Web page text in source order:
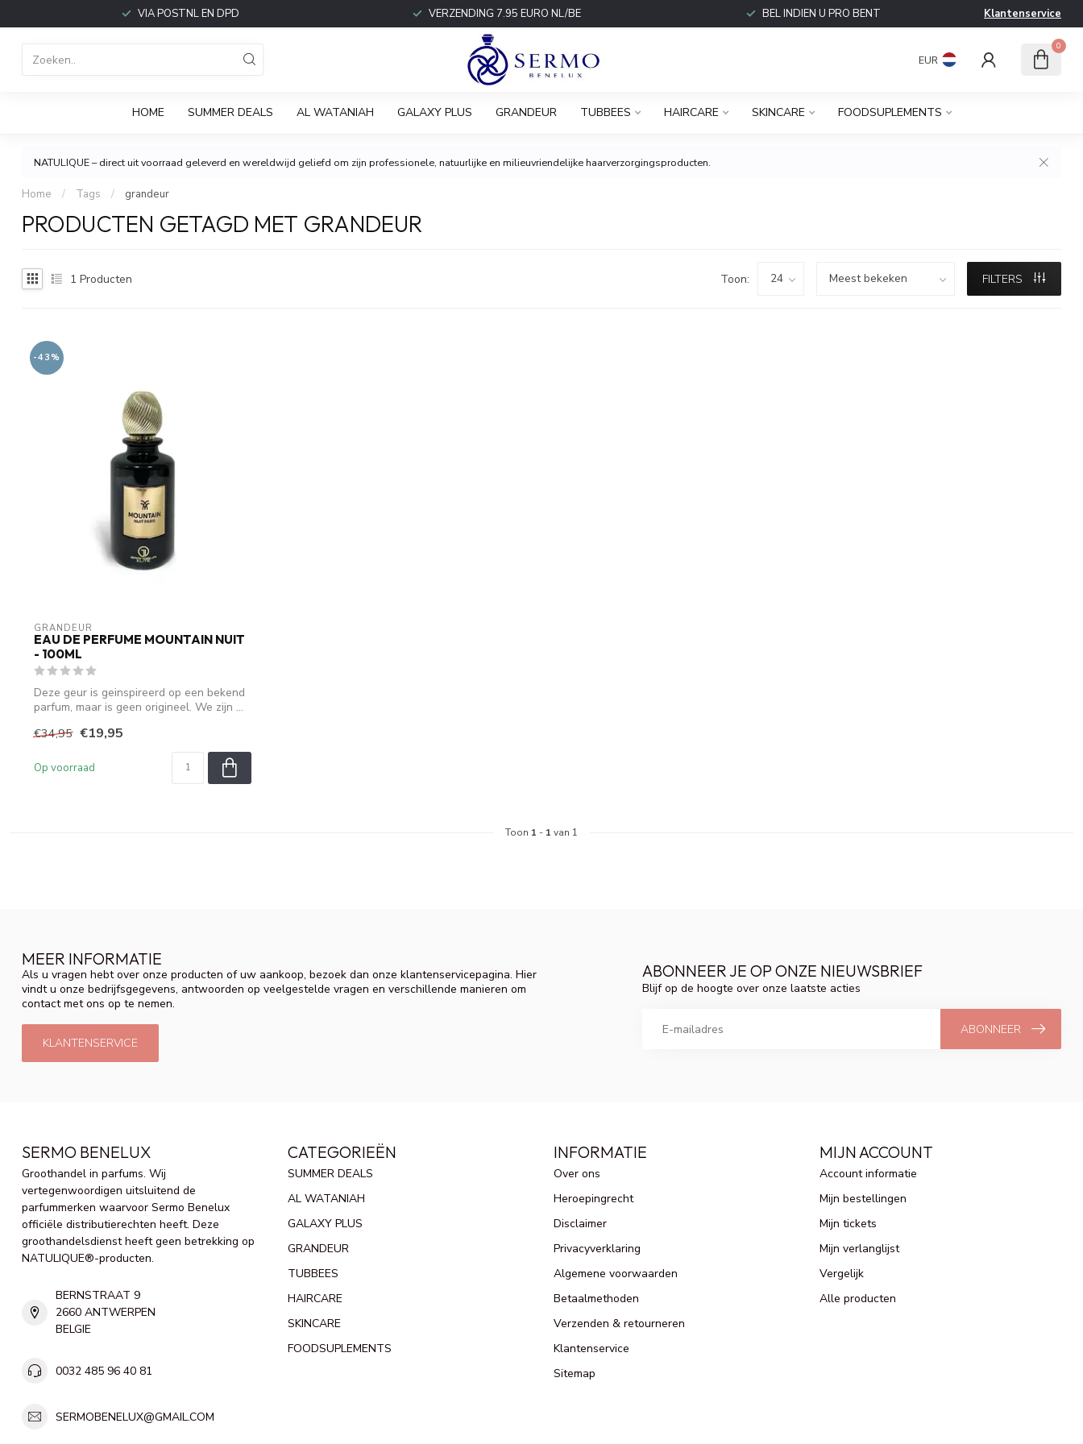
VIA POSTNL EN DPD VERZENDING 7.95 EURO NL/BE BEL INDIEN U PRO BENT Klantenservice
EUR
0
HOME SUMMER DEALS AL WATANIAH GALAXY PLUS GRANDEUR TUBBEES HAIRCARE SKINCARE FOODSUPLEMENTS
NATULIQUE – direct uit voorraad geleverd en wereldwijd geliefd om zijn professionele, natuurlijke en milieuvriendelijke haarverzorgingsproducten.
Home / Tags / grandeur
PRODUCTEN GETAGD MET GRANDEUR
1 Producten Toon: FILTERS
-43%
GRANDEUR
EAU DE PERFUME MOUNTAIN NUIT
- 100ML
Deze geur is geinspireerd op een bekend
parfum, maar is geen origineel. We zijn ...
€34,95 €19,95
Op voorraad
Toon 1 - 1 van 1
MEER INFORMATIE
Als u vragen hebt over onze producten of uw aankoop, bezoek dan onze klantenservicepagina. Hier
vindt u onze bedrijfsgegevens, antwoorden op veelgestelde vragen en verschillende manieren om
contact met ons op te nemen.
KLANTENSERVICE
ABONNEER JE OP ONZE NIEUWSBRIEF
Blijf op de hoogte over onze laatste acties
ABONNEER
SERMO BENELUX
Groothandel in parfums. Wij
vertegenwoordigen uitsluitend de
parfummerken waarvoor Sermo Benelux
officiële distributierechten heeft. Deze
groothandelsdienst heeft geen betrekking op
NATULIQUE®-producten.
BERNSTRAAT 9
2660 ANTWERPEN
BELGIE
0032 485 96 40 81
SERMOBENELUX@GMAIL.COM
CATEGORIEËN
SUMMER DEALS
AL WATANIAH
GALAXY PLUS
GRANDEUR
TUBBEES
HAIRCARE
SKINCARE
FOODSUPLEMENTS
INFORMATIE
Over ons
Heroepingrecht
Disclaimer
Privacyverklaring
Algemene voorwaarden
Betaalmethoden
Verzenden & retourneren
Klantenservice
Sitemap
MIJN ACCOUNT
Account informatie
Mijn bestellingen
Mijn tickets
Mijn verlanglijst
Vergelijk
Alle producten